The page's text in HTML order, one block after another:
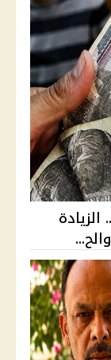
موعد صرف مرتبات أغسطس 2026.. الزيادة